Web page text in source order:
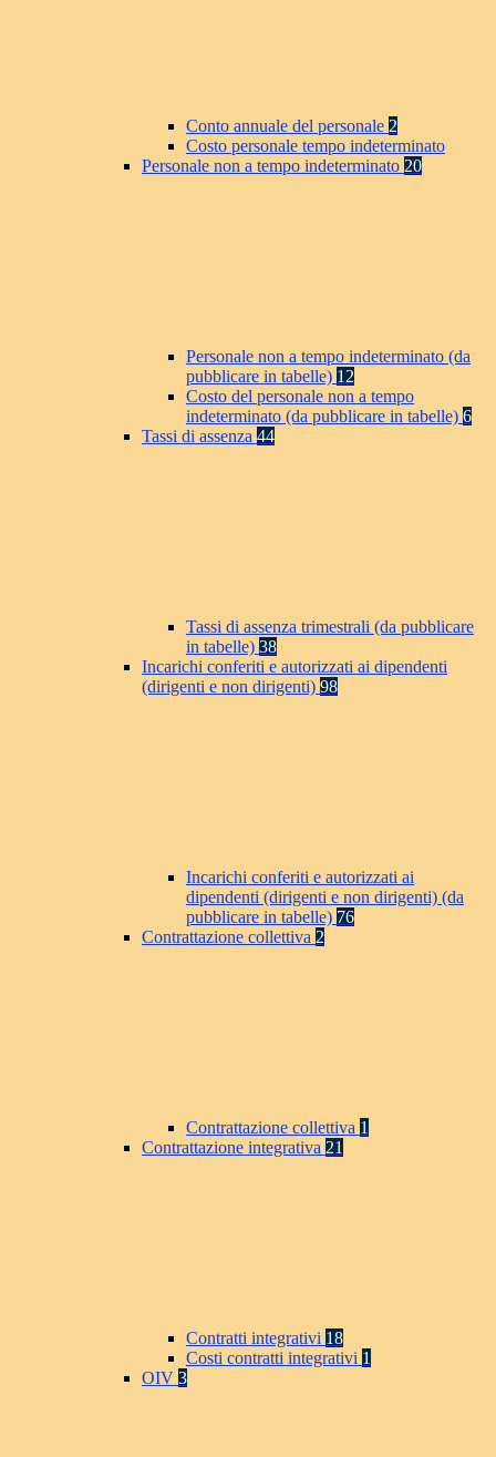
Conto annuale del personale 2
Costo personale tempo indeterminato
Personale non a tempo indeterminato 20
Personale non a tempo indeterminato (da
pubblicare in tabelle) 12
Costo del personale non a tempo
indeterminato (da pubblicare in tabelle) 6
Tassi di assenza 44
Tassi di assenza trimestrali (da pubblicare
in tabelle) 38
Incarichi conferiti e autorizzati ai dipendenti
(dirigenti e non dirigenti) 98
Incarichi conferiti e autorizzati ai
dipendenti (dirigenti e non dirigenti) (da
pubblicare in tabelle) 76
Contrattazione collettiva 2
Contrattazione collettiva 1
Contrattazione integrativa 21
Contratti integrativi 18
Costi contratti integrativi 1
OIV 3